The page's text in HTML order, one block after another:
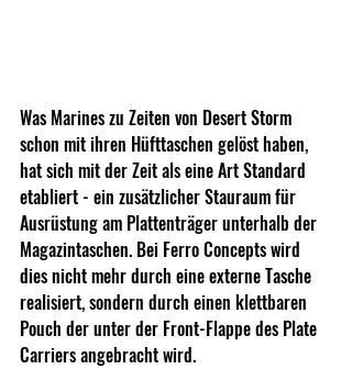
Was Marines zu Zeiten von Desert Storm
schon mit ihren Hüfttaschen gelöst haben,
hat sich mit der Zeit als eine Art Standard
etabliert - ein zusätzlicher Stauraum für
Ausrüstung am Plattenträger unterhalb der
Magazintaschen. Bei Ferro Concepts wird
dies nicht mehr durch eine externe Tasche
realisiert, sondern durch einen klettbaren
Pouch der unter der Front-Flappe des Plate
Carriers angebracht wird.